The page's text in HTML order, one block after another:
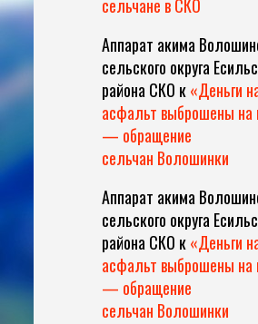
сельчане в СКО
Аппарат акима
сельского округа
района СКО к«Деньги
асфальт выброшены на
— обращение
сельчан Волошинки
Аппарат акима
сельского округа
района СКО к«Деньги
асфальт выброшены на
— обращение
сельчан Волошинки